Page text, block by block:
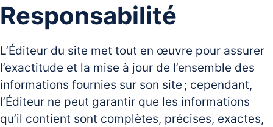
Responsabilité
L’Éditeur du site met tout en œuvre pour assurer
l’exactitude et la mise à jour de l’ensemble des
informations fournies sur son site ; cependant,
l’Éditeur ne peut garantir que les informations
qu’il contient sont complètes, précises, exactes,